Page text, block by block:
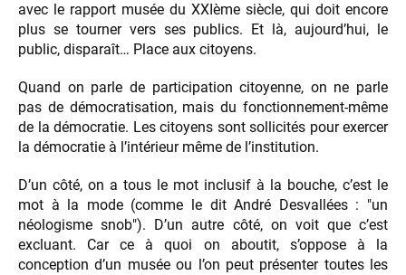
avec le rapport musée du XXIème siècle, qui doit encore
plus se tourner vers ses publics. Et là, aujourd’hui, le
public, disparaît… Place aux citoyens.
Quand on parle de participation citoyenne, on ne parle
pas de démocratisation, mais du fonctionnement-même
de la démocratie. Les citoyens sont sollicités pour exercer
la démocratie à l’intérieur même de l’institution.
D’un côté, on a tous le mot inclusif à la bouche, c’est le
mot à la mode (comme le dit André Desvallées : "un
néologisme snob"). D’un autre côté, on voit que c’est
excluant. Car ce à quoi on aboutit, s’oppose à la
conception d’un musée ou l’on peut présenter toutes les